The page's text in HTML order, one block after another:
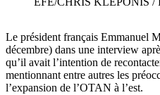
Le président français Emmanuel
décembre) dans une interview
qu’il avait l’intention de
mentionnant entre autres les
l’expansion de l’OTAN à l’est.